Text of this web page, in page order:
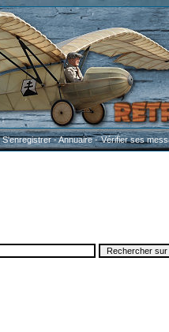
S'enregistrer-Annuaire-Vérifier ses